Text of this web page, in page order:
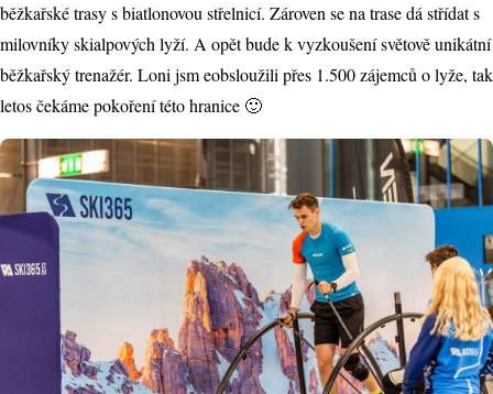
běžkařské trasy s biatlonovou střelnicí. Zároven se na trase dá střídat s
milovníky skialpových lyží. A opět bude k vyzkoušení světově unikátní
běžkařský trenažér. Loni jsm eobsloužili přes 1.500 zájemců o lyže, tak
letos čekáme pokoření této hranice 🙂